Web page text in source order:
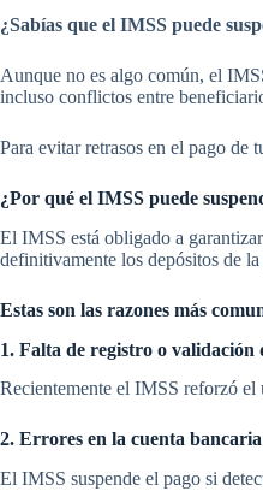
¿Sabías que el IMSS puede
Aunque no es algo común, el
incluso conflictos entre
Para evitar retrasos en el pago de
¿Por qué el IMSS puede
El IMSS está obligado a
definitivamente los depósitos de
Estas son las razones más
1. Falta de registro o validación
Recientemente el IMSS reforzó el
2. Errores en la cuenta
El IMSS suspende el pago si